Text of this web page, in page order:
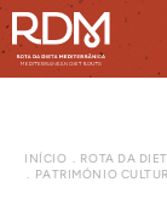
INÍCIO ROTA DA
PATRIMÓNIO